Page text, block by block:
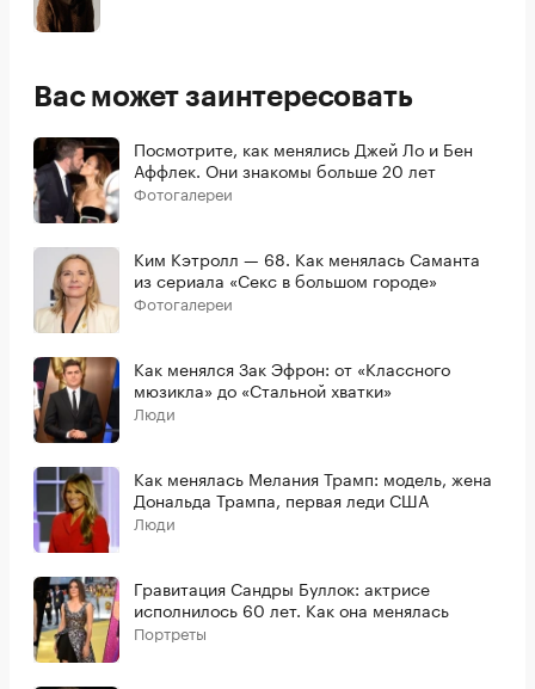
Вас может заинтересовать
Посмотрите, как менялись Джей Ло и Бен
Аффлек. Они знакомы больше 20 лет
Фотогалереи
Ким Кэтролл — 68. Как менялась Саманта
из сериала «Секс в большом городе»
Фотогалереи
Как менялся Зак Эфрон: от «Классного
мюзикла» до «Стальной хватки»
Люди
Как менялась Мелания Трамп: модель, жена
Дональда Трампа, первая леди США
Люди
Гравитация Сандры Буллок: актрисе
исполнилось 60 лет. Как она менялась
Портреты